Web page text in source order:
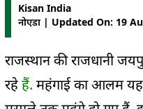
Kisan India
नोएडा | Updated On: 19
राजस्थान की राजधानी
रहेहैं. महंगाई का आलम